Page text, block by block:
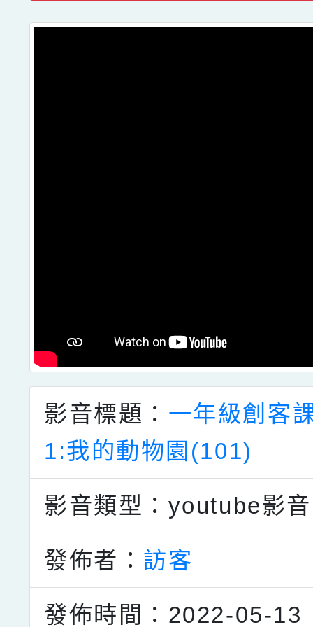
影音標題： 一年級創客
1:我的動物園(101)
影音類型：youtube影音
發佈者： 訪客
發佈時間：2022-05-13